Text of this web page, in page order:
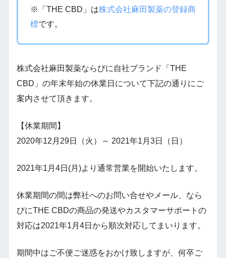
※「THE CBD」は株式会社麻田製薬の登録商
標です。
株式会社麻田製薬ならびに自社ブランド「THE
CBD」の年末年始の休業日について下記の通りにご
案内させて頂きます。
【休業期間】
2020年12月29日（火）～ 2021年1月3日（日）
2021年1月4日(月)より通常営業を開始いたします。
休業期間の間は弊社へのお問い合せやメール、なら
びにTHE CBDの商品の発送やカスタマーサポートの
対応は2021年1月4日から順次対応してまいります。
期間中はご不便ご迷惑をおかけ致しますが、何卒ご